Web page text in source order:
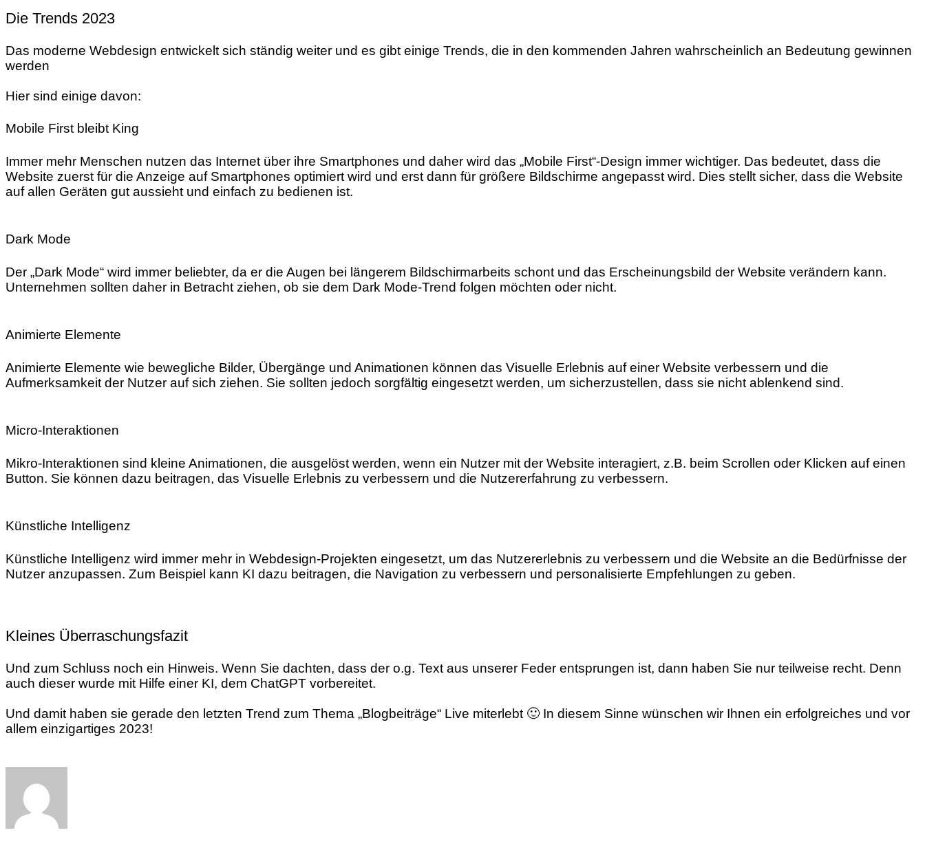
Die Trends 2023
Das moderne Webdesign entwickelt sich ständig weiter und es gibt einige Trends, die in den kommenden Jahren wahrscheinlich an Bedeutung gewinnen
werden
Hier sind einige davon:
Mobile First bleibt King
Immer mehr Menschen nutzen das Internet über ihre Smartphones und daher wird das „Mobile First“-Design immer wichtiger. Das bedeutet, dass die
Website zuerst für die Anzeige auf Smartphones optimiert wird und erst dann für größere Bildschirme angepasst wird. Dies stellt sicher, dass die Website
auf allen Geräten gut aussieht und einfach zu bedienen ist.
Dark Mode
Der „Dark Mode“ wird immer beliebter, da er die Augen bei längerem Bildschirmarbeits schont und das Erscheinungsbild der Website verändern kann.
Unternehmen sollten daher in Betracht ziehen, ob sie dem Dark Mode-Trend folgen möchten oder nicht.
Animierte Elemente
Animierte Elemente wie bewegliche Bilder, Übergänge und Animationen können das Visuelle Erlebnis auf einer Website verbessern und die
Aufmerksamkeit der Nutzer auf sich ziehen. Sie sollten jedoch sorgfältig eingesetzt werden, um sicherzustellen, dass sie nicht ablenkend sind.
Micro-Interaktionen
Mikro-Interaktionen sind kleine Animationen, die ausgelöst werden, wenn ein Nutzer mit der Website interagiert, z.B. beim Scrollen oder Klicken auf einen
Button. Sie können dazu beitragen, das Visuelle Erlebnis zu verbessern und die Nutzererfahrung zu verbessern.
Künstliche Intelligenz
Künstliche Intelligenz wird immer mehr in Webdesign-Projekten eingesetzt, um das Nutzererlebnis zu verbessern und die Website an die Bedürfnisse der
Nutzer anzupassen. Zum Beispiel kann KI dazu beitragen, die Navigation zu verbessern und personalisierte Empfehlungen zu geben.
Kleines Überraschungsfazit
Und zum Schluss noch ein Hinweis. Wenn Sie dachten, dass der o.g. Text aus unserer Feder entsprungen ist, dann haben Sie nur teilweise recht. Denn
auch dieser wurde mit Hilfe einer KI, dem ChatGPT vorbereitet.
Und damit haben sie gerade den letzten Trend zum Thema „Blogbeiträge“ Live miterlebt 🙂 In diesem Sinne wünschen wir Ihnen ein erfolgreiches und vor
allem einzigartiges 2023!